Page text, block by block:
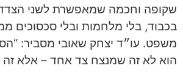
שקופה וחכמה שמאפשרת לשני
בכבוד, בלי מלחמות ובלי סכסוכים
משפט. עו״ד יצחק שאובי מסביר:
הוא לא זה שמנצח צד אחד – אלא